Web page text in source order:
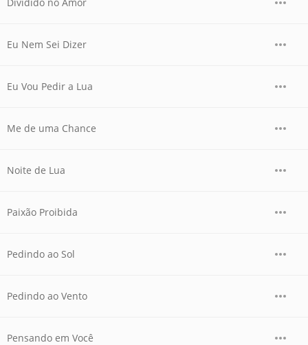
Eu Nem Sei Dizer
Eu Vou Pedir a Lua
Me de uma Chance
Noite de Lua
Paixão Proibida
Pedindo ao Sol
Pedindo ao Vento
Pensando em Você